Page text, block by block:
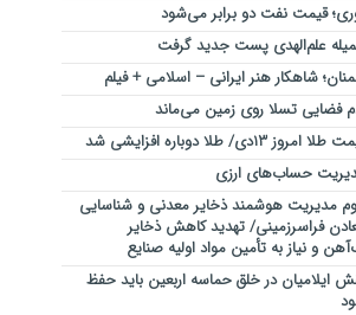
قیمت نفت دو برابر می‌شود
علم‌الهدی پست جدید گرفت
شاهکار هنر ایرانی – اسلامی + فیلم
فضایی تسلا روی زمین می‌ماند
امروز ۱۳دی/ طلا دوباره افزایشی شد
حساب‌های ارزی
مدیریت هوشمند ذخایر معدنی و شناسایی
فراسرزمینی/ تهدید کاهش ذخایر
و نیاز به تأمین مواد اولیه صنایع
ایلامیان در خلق حماسه اربعین باید حفظ